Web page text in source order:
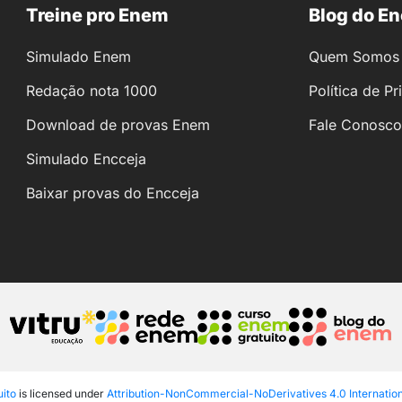
Treine pro Enem
Simulado Enem
Redação nota 1000
Download de provas Enem
Simulado Encceja
Baixar provas do Encceja
Blog do
Quem Somos
Política de
Fale Conosco
is licensed under Attribution-NonCommercial-NoDerivatives 4.0